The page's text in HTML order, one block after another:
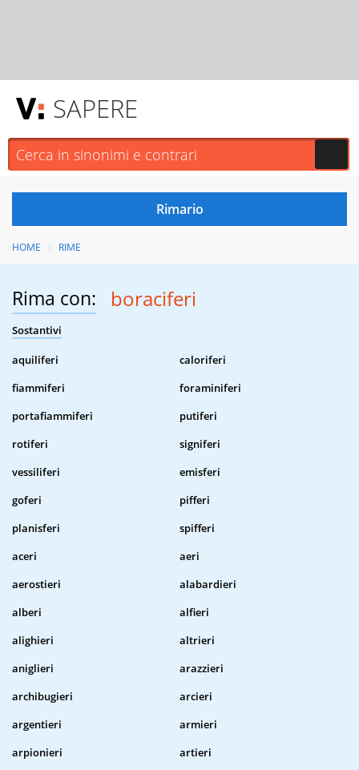
SAPERE
HOME RIME
Rima con: boraciferi
Sostantivi
aquiliferi
caloriferi
fiammiferi
foraminiferi
portafiammiferi
putiferi
rotiferi
signiferi
vessiliferi
emisferi
goferi
pifferi
planisferi
spifferi
aceri
aeri
aerostieri
alabardieri
alberi
alfieri
alighieri
altrieri
aniglieri
arazzieri
archibugieri
arcieri
argentieri
armieri
arpionieri
artieri